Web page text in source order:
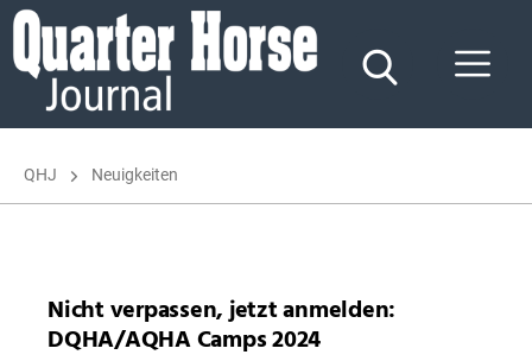
Quarter
Horse
Journal
QHJ Neuigkeiten
Nicht verpassen, jetzt anmelden:
DQHA/AQHA Camps 2024